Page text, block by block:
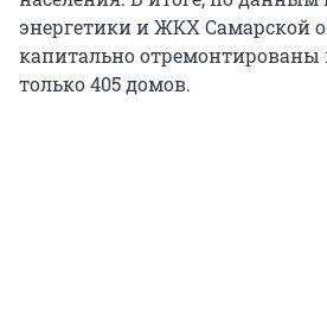
энергетики и ЖКХ Самарской
капитально отремонтированы
только 405 домов.